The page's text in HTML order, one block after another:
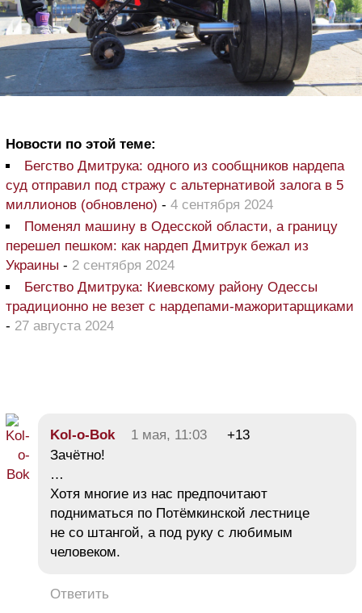
Новости по этой теме:
Бегство Дмитрука: одного из сообщников нардепа
суд отправил под стражу с альтернативой залога в 5
миллионов (обновлено) - 4 сентября 2024
Поменял машину в Одесской области, а границу
перешел пешком: как нардеп Дмитрук бежал из
Украины - 2 сентября 2024
Бегство Дмитрука: Киевскому району Одессы
традиционно не везет с нардепами-мажоритарщиками
- 27 августа 2024
Kol-o-Bok 1 мая, 11:03
+13
Зачётно!
…
Хотя многие из нас предпочитают
подниматься по Потёмкинской лестнице
не со штангой, а под руку с любимым
человеком.
Ответить